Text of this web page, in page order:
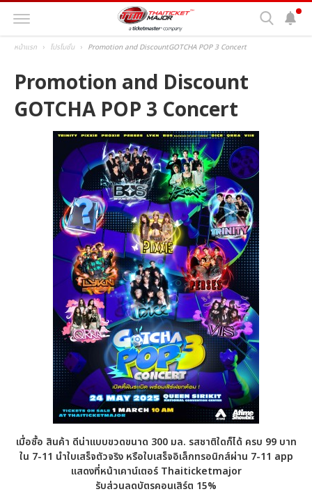
หน้าแรก โปรโมชั่น Promotion and DiscountGOTCHA POP 3 Concert
Promotion and Discount
GOTCHA POP 3 Concert
เมื่อซื้อ สินค้า ดีน่าแบบขวดขนาด 300 มล. รสชาติใดก็ได้ ครบ 99 บาท
ใน 7-11 นำใบเสร็จตัวจริง หรือใบเสร็จอิเล็กทรอนิกส์ผ่าน 7-11 app
แสดงที่หน้าเคาน์เตอร์ Thaiticketmajor
รับส่วนลดบัตรคอนเสิร์ต 15%